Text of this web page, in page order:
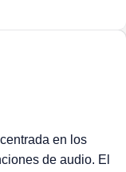
en los
de audio. El